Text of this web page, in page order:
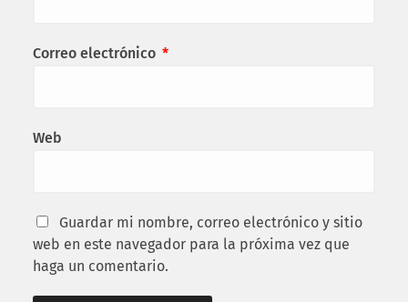
Correo electrónico *
Web
Guardar mi nombre, correo electrónico y sitio
web en este navegador para la próxima vez que
haga un comentario.